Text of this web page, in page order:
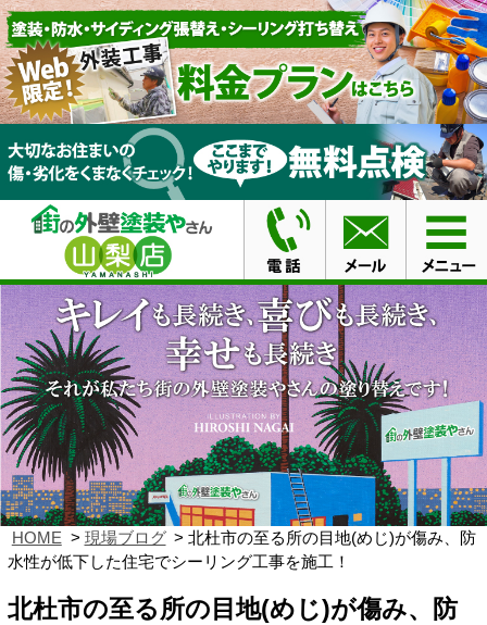
HOME 現場ブログ
北杜市の至る所の目地(めじ)が傷み、防
水性が低下した住宅でシーリング工事を施工！
北杜市の至る所の目地(めじ)が傷み、防